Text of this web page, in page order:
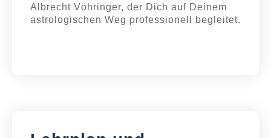
Albrecht Vöhringer, der Dich auf Deinem
astrologischen Weg professionell begleitet.